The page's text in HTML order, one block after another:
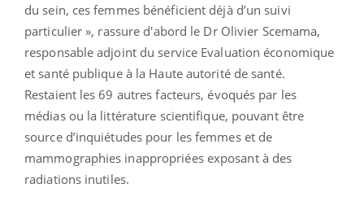
du sein, ces femmes bénéficient déjà d’un suivi
particulier », rassure d'abord le Dr Olivier Scemama,
responsable adjoint du service Evaluation économique
et santé publique à la Haute autorité de santé.
Restaient les 69 autres facteurs, évoqués par les
médias ou la littérature scientifique, pouvant être
source d’inquiétudes pour les femmes et de
mammographies inappropriées exposant à des
radiations inutiles.